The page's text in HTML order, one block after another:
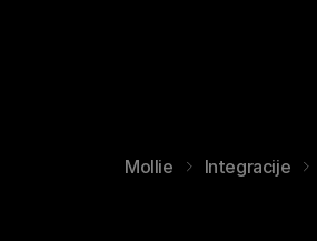
Mollie Integracije